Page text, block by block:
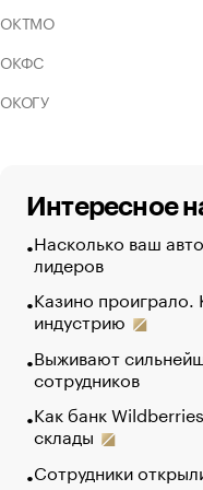
ОКТМО
ОКФС
ОКОГУ
Интересное
Насколько ваш
лидеров
Казино
индустрию
Выживают
сотрудников
Как банк
склады
Сотрудники